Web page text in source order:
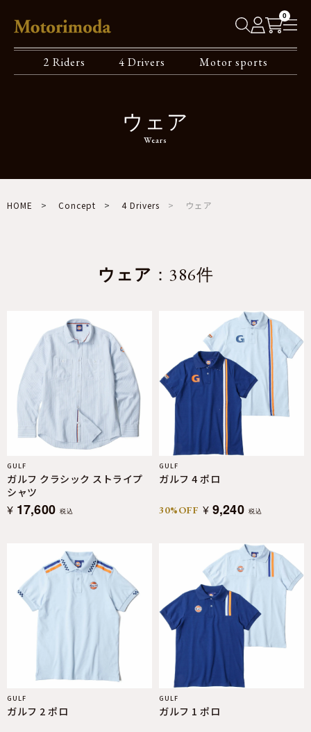
0
2 Riders 4 Drivers Motor sports
ウェア
Wears
HOME Concept 4 Drivers ウェア
ウェア ：386件
GULF
ガルフ クラシック ストライプ
シャツ
¥ 17,600 税込
GULF
ガルフ 4 ポロ
30%OFF ¥ 9,240 税込
GULF
ガルフ 2 ポロ
GULF
ガルフ 1 ポロ